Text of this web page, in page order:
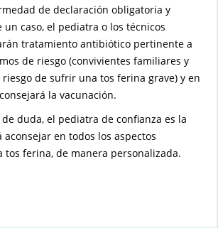
de declaración obligatoria y
caso, el pediatra o los técnicos
tratamiento antibiótico pertinente a
de riesgo (convivientes familiares y
de sufrir una tos ferina grave) y en
la vacunación.
duda, el pediatra de confianza es la
en todos los aspectos
tos ferina, de manera personalizada.